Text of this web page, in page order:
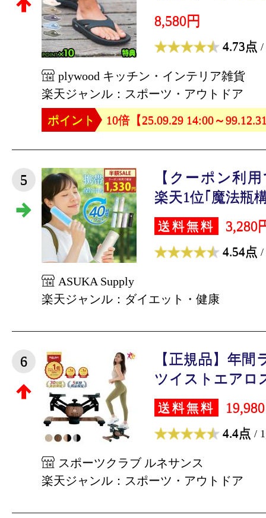
8,580円
4.73点 /
plywood キッチン・インテリア雑貨
楽天ジャンル：スポーツ・アウトドア
ポイント
10倍【25.09.29 14:00～
5
【クーポン利
楽天1位｢魔法瓶
送料無料 3,280
4.54点 /
ASUKA Supply
楽天ジャンル：ダイエット・健康
6
【正規品】年
ツイストエアロ
送料無料
4.4点 /
スポーツクラブ ルネサンス
楽天ジャンル：スポーツ・アウトドア